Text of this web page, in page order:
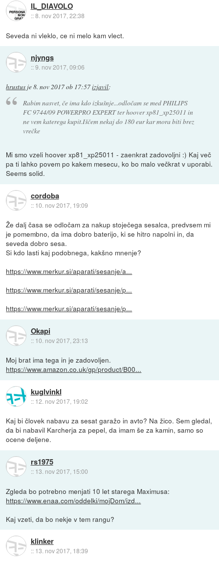
IL_DIAVOLO
::8. nov 2017, 22:38
Seveda ni vleklo, ce ni melo kam vlect.
njyngs
::9. nov 2017, 09:06
hrustus je8. nov 2017 ob 17:57izjavil:
Rabim nasvet, če ima kdo izkušnje...odločam se med PHILIPS
FC 9744/09 POWERPRO EXPERT ter hoover xp81_xp25011 in
ne vem katerega kupit.Iščem nekaj do 180 eur kar mora biti brez
vrečke
Mi smo vzeli hoover xp81_xp25011 - zaenkrat zadovoljni :) Kaj več
pa ti lahko povem po kakem mesecu, ko bo malo večkrat v uporabi.
Seems solid.
cordoba
:: 10. nov 2017, 19:09
Že dalj časa se odločam za nakup stoječega sesalca, predvsem mi
je pomembno, da ima dobro baterijo, ki se hitro napolni in, da
seveda dobro sesa.
Si kdo lasti kaj podobnega, kakšno mnenje?
https://www.merkur.si/aparati/sesanje/a...
https://www.merkur.si/aparati/sesanje/p...
https://www.merkur.si/aparati/sesanje/p...
Okapi
:: 10. nov 2017, 23:13
Moj brat ima tega in je zadovoljen.
https://www.amazon.co.uk/gp/product/B00...
kuglvinkl
:: 12. nov 2017, 19:02
Kaj bi človek nabavu za sesat garažo in avto? Na žico. Sem gledal,
da bi nabavil Karcherja za pepel, da imam še za kamin, samo so
ocene deljene.
rs1975
:: 13. nov 2017, 15:00
Zgleda bo potrebno menjati 10 let starega Maximusa:
https://www.enaa.com/oddelki/mojDom/izd...
Kaj vzeti, da bo nekje v tem rangu?
klinker
:: 13. nov 2017, 18:39